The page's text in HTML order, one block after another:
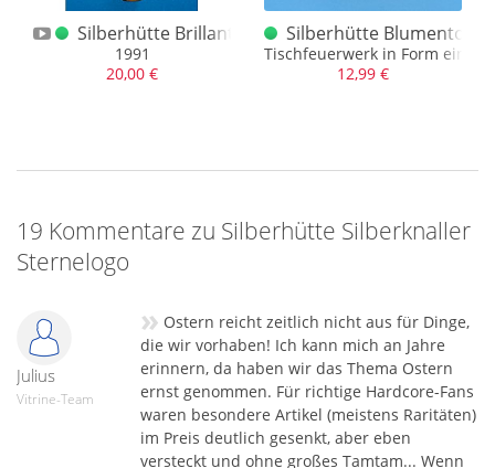
Teufelslogo
Silberhütte Brillantwirbel
1991
20,00 €
Silberhütte Blumentopf
Tischfeuerwerk in Form eines
12,99 €
19 Kommentare zu Silberhütte Silberknaller
Sternelogo
Julius
Vitrine-Team
» Ostern reicht zeitlich nicht aus für Dinge,
die wir vorhaben! Ich kann mich an Jahre
erinnern, da haben wir das Thema Ostern
ernst genommen. Für richtige Hardcore-Fans
waren besondere Artikel (meistens Raritäten)
im Preis deutlich gesenkt, aber eben
versteckt und ohne großes Tamtam... Wenn